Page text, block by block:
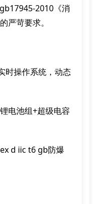
2010《消
严苛要求。
时操作系统，动态
电池组+超级电容
d iic t6 gb防爆